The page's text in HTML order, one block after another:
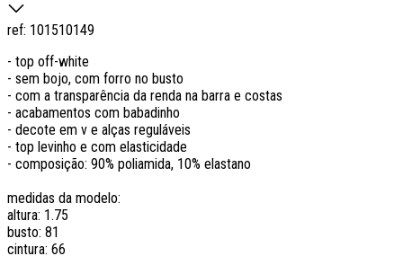
ref: 101510149
- top off-white
- sem bojo, com forro no busto
- com a transparência da renda na barra e costas
- acabamentos com babadinho
- decote em v e alças reguláveis
- top levinho e com elasticidade
- composição: 90% poliamida, 10% elastano
medidas da modelo:
altura: 1.75
busto: 81
cintura: 66